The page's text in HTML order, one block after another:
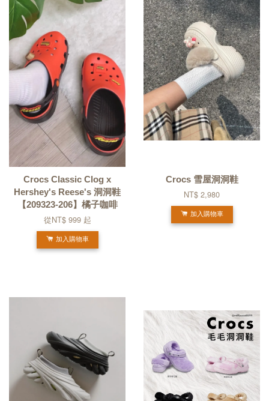
Crocs Classic Clog x
Hershey's Reese's 洞洞鞋
【209323-206】橘子咖啡
從NT$ 999 起
加入購物車
Crocs 雪屋洞洞鞋
NT$ 2,980
加入購物車